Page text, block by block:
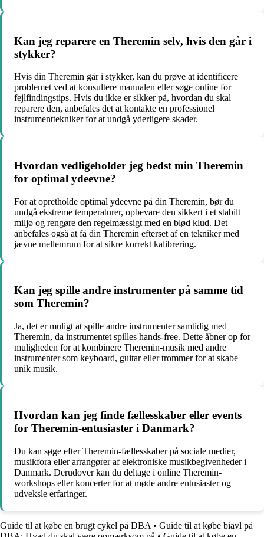
Kan jeg reparere en Theremin selv, hvis den går i
stykker?
Hvis din Theremin går i stykker, kan du prøve at identificere
problemet ved at konsultere manualen eller søge online for
fejlfindingstips. Hvis du ikke er sikker på, hvordan du skal
reparere den, anbefales det at kontakte en professionel
instrumenttekniker for at undgå yderligere skader.
Hvordan vedligeholder jeg bedst min Theremin
for optimal ydeevne?
For at opretholde optimal ydeevne på din Theremin, bør du
undgå ekstreme temperaturer, opbevare den sikkert i et stabilt
miljø og rengøre den regelmæssigt med en blød klud. Det
anbefales også at få din Theremin efterset af en tekniker med
jævne mellemrum for at sikre korrekt kalibrering.
Kan jeg spille andre instrumenter på samme tid
som Theremin?
Ja, det er muligt at spille andre instrumenter samtidig med
Theremin, da instrumentet spilles hands-free. Dette åbner op for
muligheden for at kombinere Theremin-musik med andre
instrumenter som keyboard, guitar eller trommer for at skabe
unik musik.
Hvordan kan jeg finde fællesskaber eller events
for Theremin-entusiaster i Danmark?
Du kan søge efter Theremin-fællesskaber på sociale medier,
musikfora eller arrangører af elektroniske musikbegivenheder i
Danmark. Derudover kan du deltage i online Theremin-
workshops eller koncerter for at møde andre entusiaster og
udveksle erfaringer.
Guide til at købe en brugt cykel på DBA • Guide til at købe biavl på